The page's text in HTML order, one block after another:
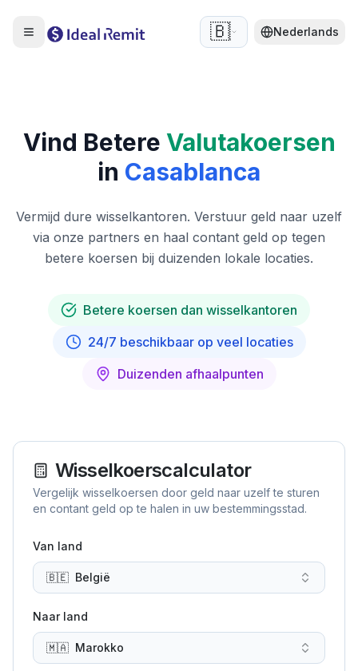
🇧🇪 Nederlands
Vind Betere Valutakoersen
in Casablanca
Vermijd dure wisselkantoren. Verstuur geld naar uzelf
via onze partners en haal contant geld op tegen
betere koersen bij duizenden lokale locaties.
Betere koersen dan wisselkantoren
24/7 beschikbaar op veel locaties
Duizenden afhaalpunten
Wisselkoerscalculator
Vergelijk wisselkoersen door geld naar uzelf te sturen
en contant geld op te halen in uw bestemmingsstad.
Van land
🇧🇪 België
Naar land
🇲🇦 Marokko